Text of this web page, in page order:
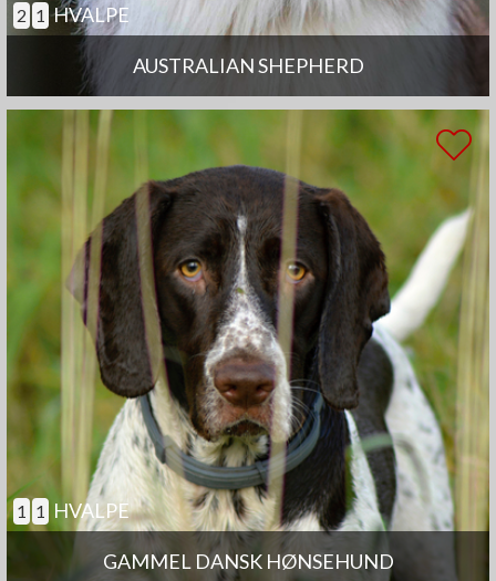
AUSTRALIAN SHEPHERD
2 1 HVALPE
GAMMEL DANSK HØNSEHUND
1 1 HVALPE